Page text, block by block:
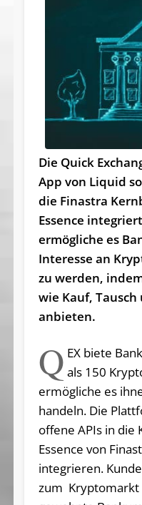
Die Quick
App von Liquid
die Finastra
Essence
ermögliche es
Interesse an
zu werden,
wie Kauf,
anbieten.
Q EX biete
als 150
ermögliche es
handeln. Die
offene APIs in die
Essence von
integrieren.
zum Kryptomarkt